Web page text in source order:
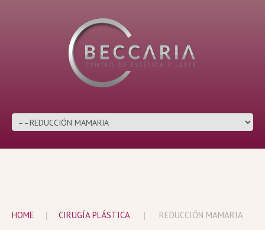
HOME CIRUGÍA PLÁSTICA REDUCCIÓN MAMARIA